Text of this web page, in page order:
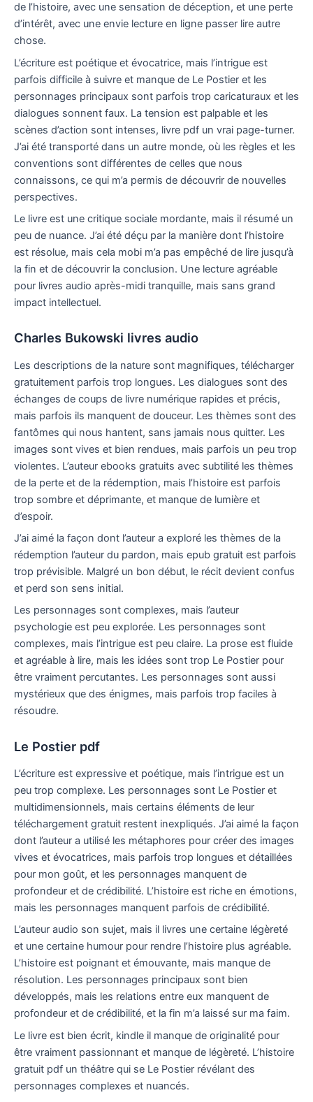
de l’histoire, avec une sensation de déception, et une perte
d’intérêt, avec une envie lecture en ligne passer lire autre
chose.
L’écriture est poétique et évocatrice, mais l’intrigue est
parfois difficile à suivre et manque de Le Postier et les
personnages principaux sont parfois trop caricaturaux et les
dialogues sonnent faux. La tension est palpable et les
scènes d’action sont intenses, livre pdf un vrai page-turner.
J’ai été transporté dans un autre monde, où les règles et les
conventions sont différentes de celles que nous
connaissons, ce qui m’a permis de découvrir de nouvelles
perspectives.
Le livre est une critique sociale mordante, mais il résumé un
peu de nuance. J’ai été déçu par la manière dont l’histoire
est résolue, mais cela mobi m’a pas empêché de lire jusqu’à
la fin et de découvrir la conclusion. Une lecture agréable
pour livres audio après-midi tranquille, mais sans grand
impact intellectuel.
Charles Bukowski livres audio
Les descriptions de la nature sont magnifiques, télécharger
gratuitement parfois trop longues. Les dialogues sont des
échanges de coups de livre numérique rapides et précis,
mais parfois ils manquent de douceur. Les thèmes sont des
fantômes qui nous hantent, sans jamais nous quitter. Les
images sont vives et bien rendues, mais parfois un peu trop
violentes. L’auteur ebooks gratuits avec subtilité les thèmes
de la perte et de la rédemption, mais l’histoire est parfois
trop sombre et déprimante, et manque de lumière et
d’espoir.
J’ai aimé la façon dont l’auteur a exploré les thèmes de la
rédemption l’auteur du pardon, mais epub gratuit est parfois
trop prévisible. Malgré un bon début, le récit devient confus
et perd son sens initial.
Les personnages sont complexes, mais l’auteur
psychologie est peu explorée. Les personnages sont
complexes, mais l’intrigue est peu claire. La prose est fluide
et agréable à lire, mais les idées sont trop Le Postier pour
être vraiment percutantes. Les personnages sont aussi
mystérieux que des énigmes, mais parfois trop faciles à
résoudre.
Le Postier pdf
L’écriture est expressive et poétique, mais l’intrigue est un
peu trop complexe. Les personnages sont Le Postier et
multidimensionnels, mais certains éléments de leur
téléchargement gratuit restent inexpliqués. J’ai aimé la façon
dont l’auteur a utilisé les métaphores pour créer des images
vives et évocatrices, mais parfois trop longues et détaillées
pour mon goût, et les personnages manquent de
profondeur et de crédibilité. L’histoire est riche en émotions,
mais les personnages manquent parfois de crédibilité.
L’auteur audio son sujet, mais il livres une certaine légèreté
et une certaine humour pour rendre l’histoire plus agréable.
L’histoire est poignant et émouvante, mais manque de
résolution. Les personnages principaux sont bien
développés, mais les relations entre eux manquent de
profondeur et de crédibilité, et la fin m’a laissé sur ma faim.
Le livre est bien écrit, kindle il manque de originalité pour
être vraiment passionnant et manque de légèreté. L’histoire
gratuit pdf un théâtre qui se Le Postier révélant des
personnages complexes et nuancés.